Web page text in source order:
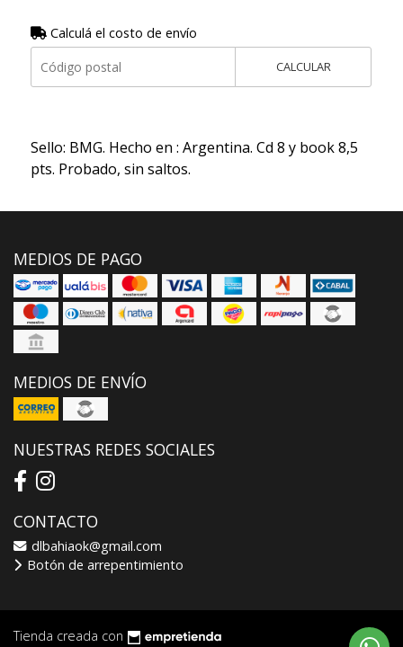
Calculá el costo de envío
CALCULAR
Sello: BMG. Hecho en : Argentina. Cd 8 y book 8,5
pts. Probado, sin saltos.
MEDIOS DE PAGO
MEDIOS DE ENVÍO
NUESTRAS REDES SOCIALES
CONTACTO
dlbahiaok@gmail.com
Botón de arrepentimiento
Tienda creada con